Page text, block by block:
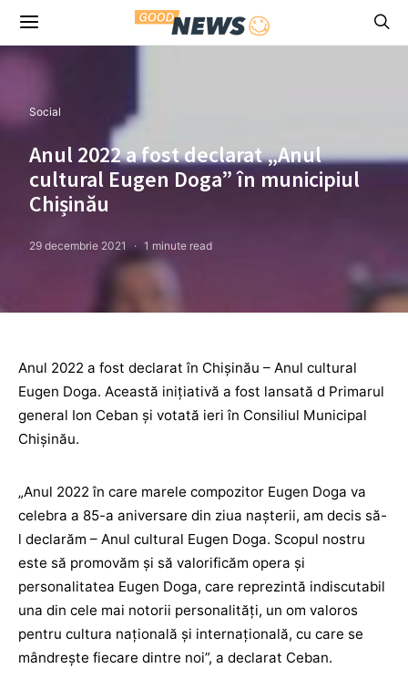
Social
Anul 2022 a fost declarat „Anul
cultural Eugen Doga” în municipiul
Chișinău
29 decembrie 2021 1 minute read
Anul 2022 a fost declarat în Chișinău – Anul cultural
Eugen Doga. Această inițiativă a fost lansată d Primarul
general Ion Ceban și votată ieri în Consiliul Municipal
Chișinău.
„Anul 2022 în care marele compozitor Eugen Doga va
celebra a 85-a aniversare din ziua naşterii, am decis să-
l declarăm – Anul cultural Eugen Doga. Scopul nostru
este să promovăm şi să valorificăm opera şi
personalitatea Eugen Doga, care reprezintă indiscutabil
una din cele mai notorii personalităţi, un om valoros
pentru cultura naţională şi internaţională, cu care se
mândreşte fiecare dintre noi”, a declarat Ceban.